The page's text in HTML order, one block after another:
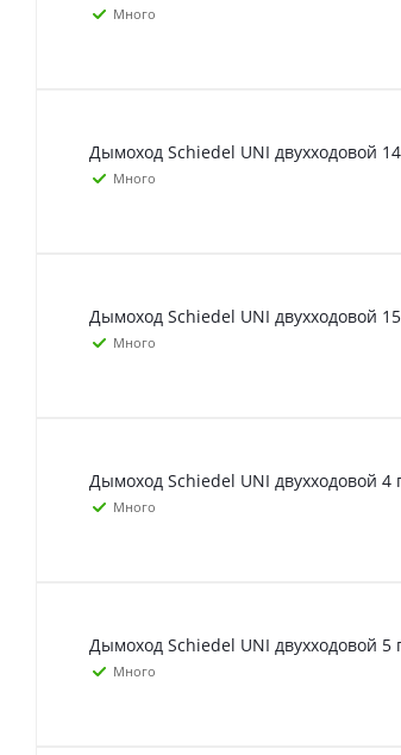
Много
Дымоход Schiedel UNI двухходовой
Много
Дымоход Schiedel UNI двухходовой
Много
Дымоход Schiedel UNI двухходовой
Много
Дымоход Schiedel UNI двухходовой
Много